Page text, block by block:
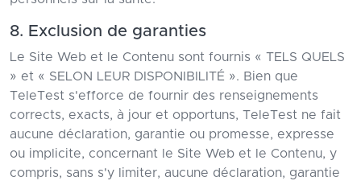
8. Exclusion de garanties
Le Site Web et le Contenu sont fournis « TELS QUELS
» et « SELON LEUR DISPONIBILITÉ ». Bien que
TeleTest s'efforce de fournir des renseignements
corrects, exacts, à jour et opportuns, TeleTest ne fait
aucune déclaration, garantie ou promesse, expresse
ou implicite, concernant le Site Web et le Contenu, y
compris, sans s'y limiter, aucune déclaration, garantie